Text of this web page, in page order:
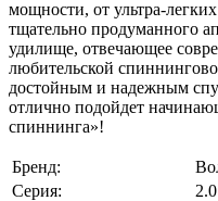
мощности, от ультра-
тщательно продуманного
удилище, отвечающее
любительской
достойным и надежным
отлично подойдет
спиннинга»!
Бренд:
Серия:
2.0